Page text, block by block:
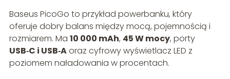
Baseus PicoGo to przykład powerbanku, który
oferuje dobry balans między mocą, pojemnością i
rozmiarem. Ma 10 000 mAh, 45 W mocy, porty
USB‑C i USB‑Aoraz cyfrowy wyświetlacz LED z
poziomem naładowania w procentach.